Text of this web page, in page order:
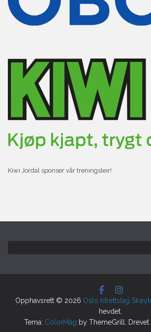
Kiwi Jordal sponser vår treningsleir!
Opphavsrett © 2026 Oslo Idrettslag
hevdet.
Tema: ColorMag by ThemeGrill. Drevet